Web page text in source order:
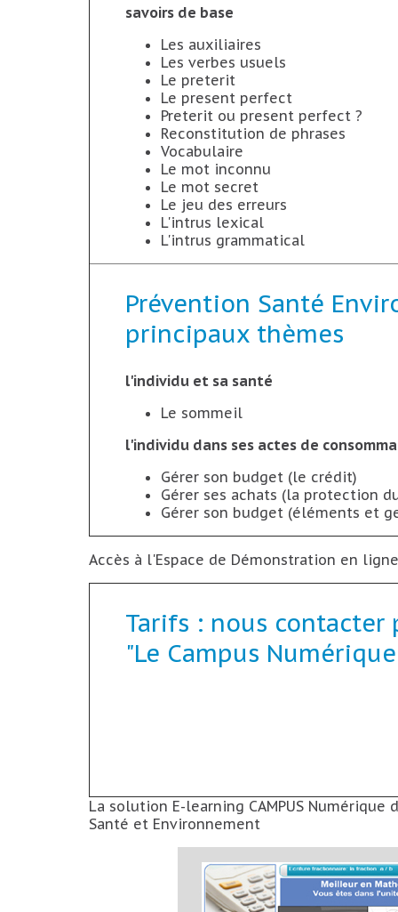
savoirs de base
Les auxiliaires
Les verbes usuels
Le preterit
Le present perfect
Preterit ou present perfect ?
Reconstitution de phrases
Vocabulaire
Le mot inconnu
Le mot secret
Le jeu des erreurs
L'intrus lexical
L'intrus grammatical
Prévention Santé
principaux thèmes
l'individu et sa santé
Le sommeil
l'individu dans ses actes de
Gérer son budget (le crédit)
Gérer ses achats (la protection
Gérer son budget (éléments et
Accès à l'Espace de Démonstration en
Tarifs : nous contacter
"Le Campus
La solution E-learning CAMPUS
Santé et Environnement